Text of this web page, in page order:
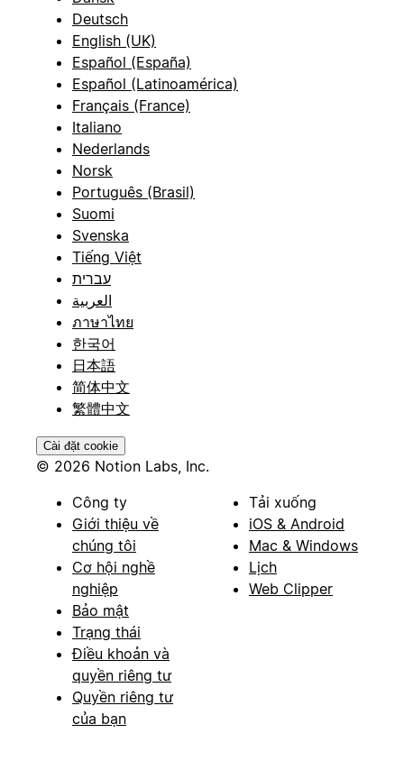
Deutsch
English (UK)
Español (España)
Español (Latinoamérica)
Français (France)
Italiano
Nederlands
Norsk
Português (Brasil)
Suomi
Svenska
Tiếng Việt
עברית
العربية
ภาษาไทย
한국어
日本語
简体中文
繁體中文
Cài đặt cookie
© 2026 Notion Labs, Inc.
Công ty
Giới thiệu về
chúng tôi
Cơ hội nghề
nghiệp
Bảo mật
Trạng thái
Điều khoản và
quyền riêng tư
Quyền riêng tư
của bạn
Tải xuống
iOS & Android
Mac & Windows
Lịch
Web Clipper